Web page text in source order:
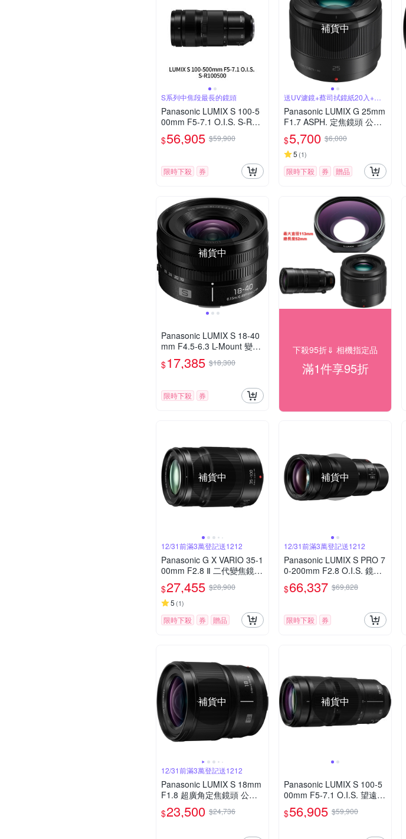
S系列中焦段最長的鏡頭
Panasonic LUMIX S 100-5
00mm F5-7.1 O.I.S. S-R10
0500 (公司貨)
$56,905 $59,900
限時下殺 券
補貨中
送UV濾鏡+蔡司拭鏡紙20入+吹
球拭筆組
Panasonic LUMIX G 25mm
F1.7 ASPH. 定焦鏡頭 公司
貨
$5,700 $6,000
5 (1)
限時下殺 券 贈品
補貨中
Panasonic LUMIX S 18-40
mm F4.5-6.3 L-Mount 變焦
鏡頭 公司貨 S-R1840GC
$17,385 $18,300
限時下殺 券
下殺95折⇓ 相機指定品
滿1件享95折
補貨中
12/31前滿3萬登記送1212
Panasonic G X VARIO 35-1
00mm F2.8 Ⅱ 二代變焦鏡頭
公司貨
$27,455 $28,900
5 (1)
限時下殺 券 贈品
補貨中
12/31前滿3萬登記送1212
Panasonic LUMIX S PRO 7
0-200mm F2.8 O.I.S. 鏡頭
公司貨
$66,337 $69,828
限時下殺 券
補貨中
12/31前滿3萬登記送1212
Panasonic LUMIX S 18mm
F1.8 超廣角定焦鏡頭 公司
貨 S-S18
$23,500 $24,736
補貨中
Panasonic LUMIX S 100-5
00mm F5-7.1 O.I.S. 望遠變
焦鏡頭 公司貨 S-R100500
$56,905 $59,900